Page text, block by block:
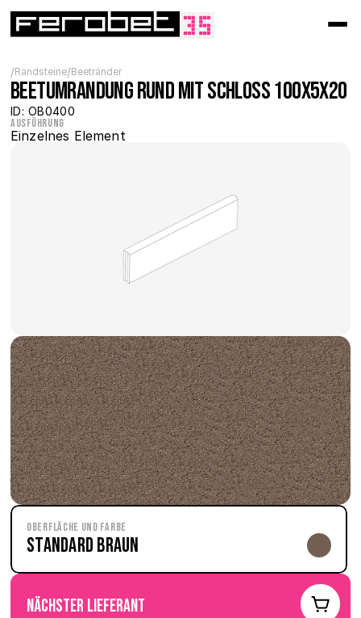
/Randsteine/Beetränder
Beetumrandung rund mit Schloss 100x5x20
ID: OB0400
Ausführung
Einzelnes Element
Oberfläche und Farbe
Standard Braun
nächster Lieferant